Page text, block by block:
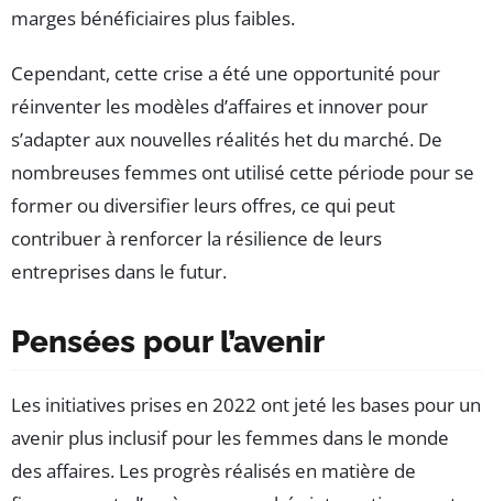
marges bénéficiaires plus faibles.
Cependant, cette crise a été une opportunité pour
réinventer les modèles d’affaires et innover pour
s’adapter aux nouvelles réalités het du marché. De
nombreuses femmes ont utilisé cette période pour se
former ou diversifier leurs offres, ce qui peut
contribuer à renforcer la résilience de leurs
entreprises dans le futur.
Pensées pour l’avenir
Les initiatives prises en 2022 ont jeté les bases pour un
avenir plus inclusif pour les femmes dans le monde
des affaires. Les progrès réalisés en matière de